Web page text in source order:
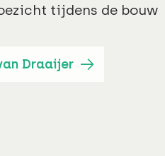
tijdens de bouw
Draaijer